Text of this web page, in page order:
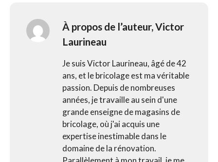
À propos de l’auteur,Victor
Laurineau
Je suis Victor Laurineau, âgé de 42
ans, et le bricolage est ma véritable
passion. Depuis de nombreuses
années, je travaille au sein d'une
grande enseigne de magasins de
bricolage, où j'ai acquis une
expertise inestimable dans le
domaine de la rénovation.